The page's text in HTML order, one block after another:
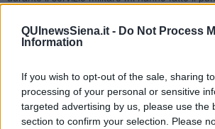
QUInewsSiena.it - Do Not Process
Information
If you wish to opt-out of the sale, sharing
processing of your personal or sensitive
targeted advertising by us, please use the
section to confirm your selection. Please
reggiseno.
Sono le 8.25.
ho l’appuntamento, mi indicano dove andare.
Alle8.27rapida sosta per un controllo, mi
nome delMIO vaccinoe vado avanti.